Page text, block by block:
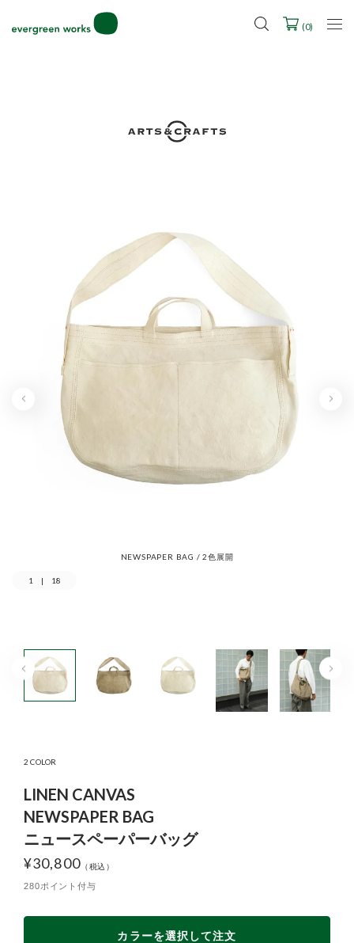
2027年ご入学用ランドセル受注会スケジュール
(0)
NEWSPAPER BAG / 2色展開
1 | 18
2 COLOR
LINEN CANVAS
NEWSPAPER BAG
ニュースペーパーバッグ
¥30,800
280ポイント付与
カラーを選択して注文